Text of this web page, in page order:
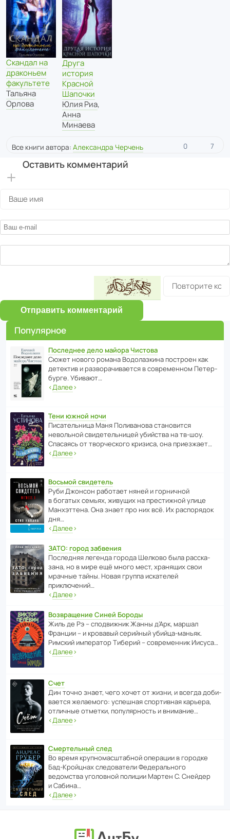
Скандал на
драконьем
факультете
Тальяна
Орлова
Друга
история
Красной
Шапочки
Юлия Риа,
Анна
Минаева
Все книги автора: Александра Черчень 0 7
Оставить комментарий
Отправить комментарий
Популярное
Последнее дело майора Чистова
Сюжет нового романа Водо­ла­з­кина пост­роен как
дете­ктив и разво­ра­чи­ва­ется в совре­менном Пете­р­
бурге. Убивают…
‹Далее›
Тени южной ночи
Писа­тель­ница Маня Поли­ва­нова стано­вится
невольной свиде­тель­ницей убийства на тв-шоу.
Спасаясь от твор­че­с­кого кризиса, она приезжает…
‹Далее›
Восьмой свидетель
Руби Джонсон рабо­тает няней и горни­чной
в богатых семьях, живущих на прес­ти­жной улице
Манх­эт­тена. Она знает про них всё. Их распо­рядок
дня…
‹Далее›
ЗАТО: город забвения
После­дняя легенда города Шелково была расска­
зана, но в мире ещё много мест, хранящих свои
мрачные тайны. Новая группа иска­телей
приключений…
‹Далее›
Возвращение Синей Бороды
Жиль де Рэ – спод­ви­жник Жанны д’Арк, маршал
Франции – и кровавый серийный убийца-маньяк.
Римский импе­ратор Тиберий – совре­менник Иисуса…
‹Далее›
Счет
Дин точно знает, чего хочет от жизни, и всегда доби­
ва­ется жела­е­мого: успе­шная спор­ти­вная карьера,
отли­чные отметки, попу­ля­р­ность и внимание…
‹Далее›
Смертельный след
Во время круп­но­мас­ш­та­бной операции в городке
Бад‑Крой­цнах следо­ва­тели Феде­раль­ного
ведомства уголо­вной полиции Мартен С. Снейдер
и Сабина…
‹Далее›